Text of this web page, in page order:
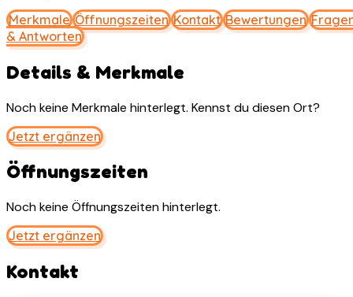
Merkmale Öffnungszeiten Kontakt Bewertungen
& Antworten
Details & Merkmale
Noch keine Merkmale hinterlegt. Kennst du diesen Ort?
Jetzt ergänzen
Öffnungszeiten
Noch keine Öffnungszeiten hinterlegt.
Jetzt ergänzen
Kontakt